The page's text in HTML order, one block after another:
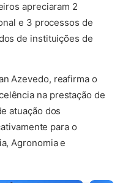
apreciaram 2
e 3 processos de
de instituições de
Azevedo, reafirma o
na prestação de
atuação dos
para o
Agronomia e